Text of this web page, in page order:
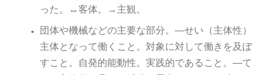
った。↔客体。→主観。
団体や機械などの主要な部分。―せい（主体性）
主体となって働くこと。対象に対して働きを及ぼ
すこと。自発的能動性。実践的であること。―て